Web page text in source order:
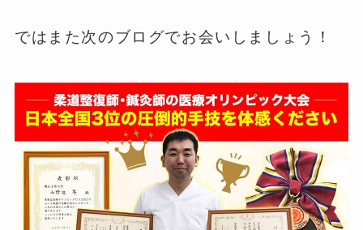
ではまた次のブログでお会いしましょう！